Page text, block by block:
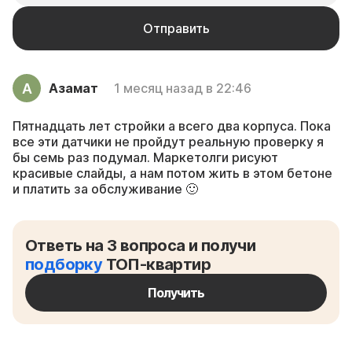
Азамат 1 месяц назад в 22:46
Пятнадцать лет стройки а всего два корпуса. Пока
все эти датчики не пройдут реальную проверку я
бы семь раз подумал. Маркетолги рисуют
красивые слайды, а нам потом жить в этом бетоне
и платить за обслуживание 🙂
Ответь на 3 вопроса и получи
подборкуТОП-квартир
Получить